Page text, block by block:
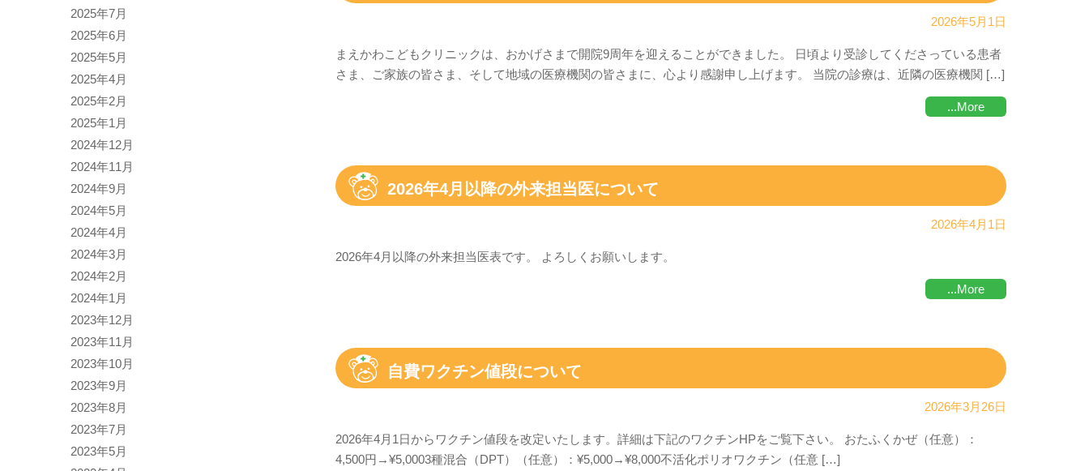
2026年5月1日
まえかわこどもクリニックは、おかげさまで開院9周年を迎えることができました。 日頃より受診してくださっている患者
さま、ご家族の皆さま、そして地域の医療機関の皆さまに、心より感謝申し上げます。 当院の診療は、近隣の医療機関 […]
...More
2026年4月以降の外来担当医について
2026年4月1日
2026年4月以降の外来担当医表です。 よろしくお願いします。
...More
自費ワクチン値段について
2026年3月26日
2026年4月1日からワクチン値段を改定いたします。詳細は下記のワクチンHPをご覧下さい。 おたふくかぜ（任意）：
4,500円→¥5,0003種混合（DPT）（任意）：¥5,000→¥8,000不活化ポリオワクチン（任意 […]
2025年7月
2025年6月
2025年5月
2025年4月
2025年2月
2025年1月
2024年12月
2024年11月
2024年9月
2024年5月
2024年4月
2024年3月
2024年2月
2024年1月
2023年12月
2023年11月
2023年10月
2023年9月
2023年8月
2023年7月
2023年5月